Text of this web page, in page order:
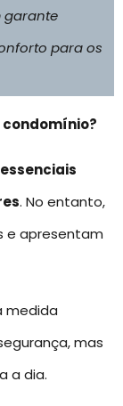
garante
para os
condomínio?
. No entanto,
e apresentam
medida
mas
a dia.